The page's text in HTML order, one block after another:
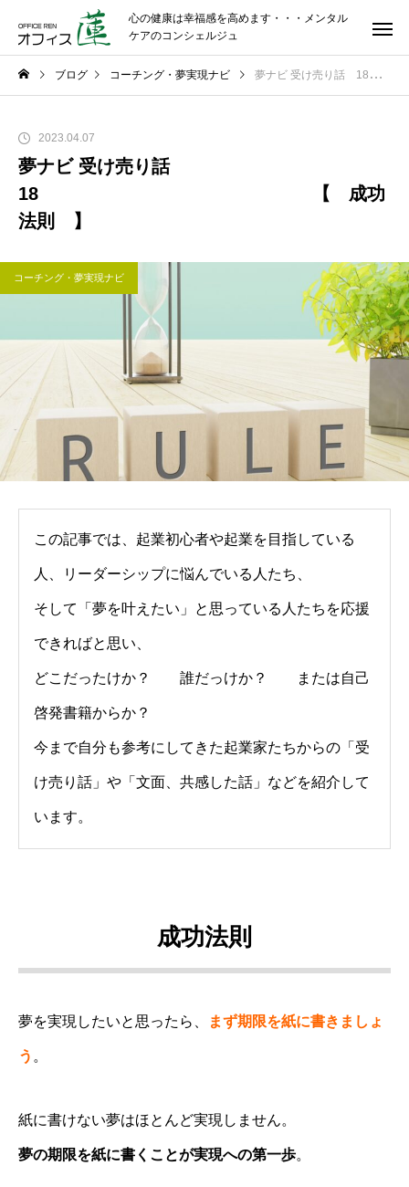
心の健康は幸福感を高めます・・・メンタル
ケアのコンシェルジュ
ブログ コーチング・夢実現ナビ 夢ナビ 受け売り話 18 【 成功法則 】
2023.04.07
夢ナビ 受け売り話
18 【 成功
法則 】
コーチング・夢実現ナビ
この記事では、起業初心者や起業を目指している
人、リーダーシップに悩んでいる人たち、
そして「夢を叶えたい」と思っている人たちを応援
できればと思い、
どこだったけか？ 誰だっけか？ または自己
啓発書籍からか？
今まで自分も参考にしてきた起業家たちからの「受
け売り話」や「文面、共感した話」などを紹介して
います。
成功法則
夢を実現したいと思ったら、 まず期限を紙に書きましょ
う 。
紙に書けない夢はほとんど実現しません。
夢の期限を紙に書くことが実現への第一歩。